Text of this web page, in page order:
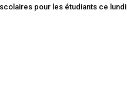
scolaires pour les étudiants ce lundi